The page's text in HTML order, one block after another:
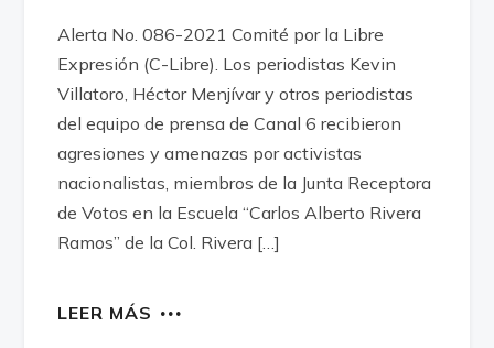
Alerta No. 086-2021 Comité por la Libre
Expresión (C-Libre). Los periodistas Kevin
Villatoro, Héctor Menjívar y otros periodistas
del equipo de prensa de Canal 6 recibieron
agresiones y amenazas por activistas
nacionalistas, miembros de la Junta Receptora
de Votos en la Escuela “Carlos Alberto Rivera
Ramos” de la Col. Rivera […]
LEER MÁS